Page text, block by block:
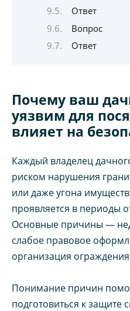
Ответ
Вопрос
Ответ
Почему ваш
уязвим для
влияет на
Каждый владелец
риском нарушения
или даже угона
проявляется в периоды
Основные причины —
слабое правовое
организация
Понимание причин
подготовиться к защите